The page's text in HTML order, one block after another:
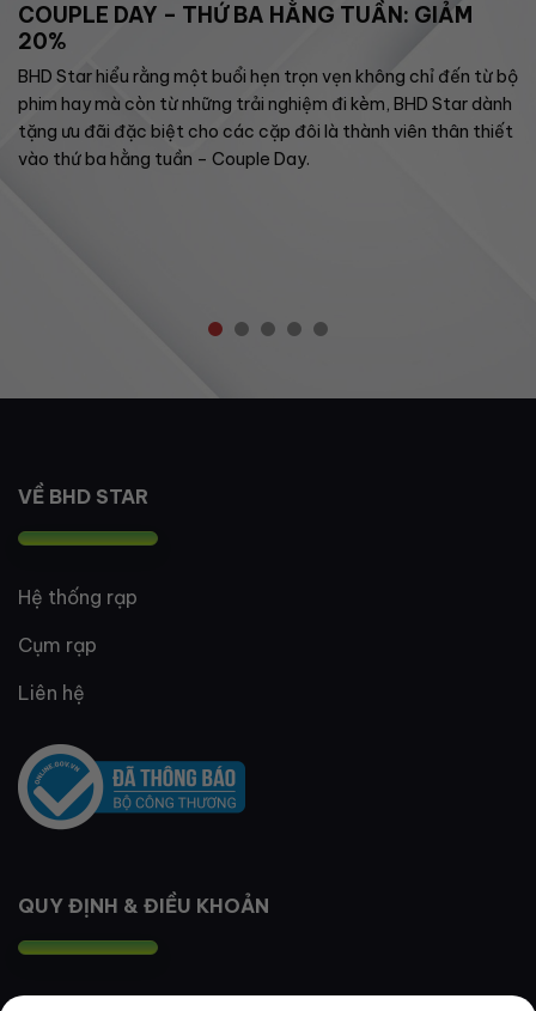
COUPLE DAY – THỨ BA HẰNG TUẦN: GIẢM
20%
BHD Star hiểu rằng một buổi hẹn trọn vẹn không chỉ đến từ bộ
phim hay mà còn từ những trải nghiệm đi kèm, BHD Star dành
tặng ưu đãi đặc biệt cho các cặp đôi là thành viên thân thiết
vào thứ ba hằng tuần – Couple Day.
VỀ BHD STAR
Hệ thống rạp
Cụm rạp
Liên hệ
QUY ĐỊNH & ĐIỀU KHOẢN
Quy định thành viên